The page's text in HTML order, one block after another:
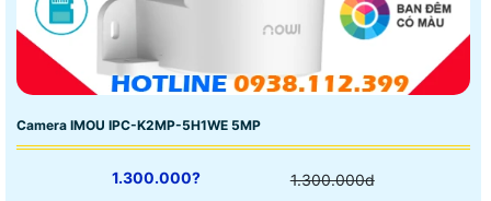
Camera IMOU IPC-K2MP-5H1WE 5MP
1.300.000? 1.300.000d